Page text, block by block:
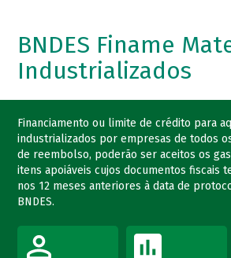
BNDES Finame
Industrializados
Financiamento ou limite de crédito para
industrializados por empresas de todos
de reembolso, poderão ser aceitos os
itens apoiáveis cujos documentos fiscais
nos 12 meses anteriores à data de
BNDES.